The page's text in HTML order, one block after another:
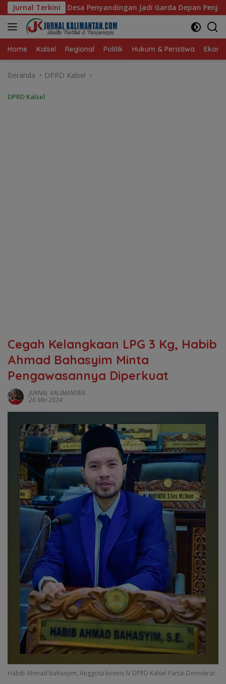
Langsung
ke
konten
Jurnal TerkiniJadi Garda Depan Penjaga Hutan Adat
Home Kalsel Regional Politik Hukum & Peristiwa
Beranda DPRD Kalsel
DPRD Kalsel
Cegah Kelangkaan LPG 3 Kg, Habib
Ahmad Bahasyim Minta
Pengawasannya Diperkuat
JURNAL KALIMANTAN
26 Mei 2024
Habib Ahmad bahasyim, Anggota komisi IV DPRD Kalsel Partai Demokrat